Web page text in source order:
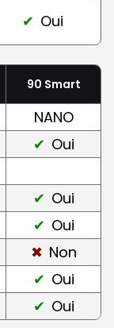
Oui
90 Smart
NANO
Oui
Oui
Oui
Non
Oui
Oui